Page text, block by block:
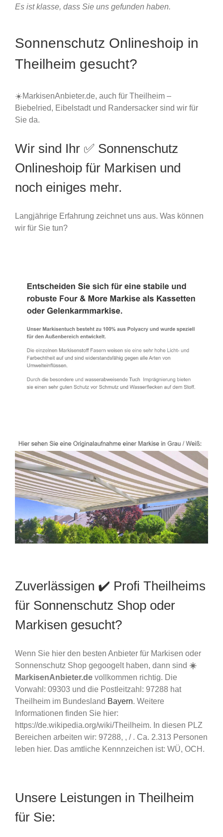
Es ist klasse, dass Sie uns gefunden haben.
Sonnenschutz Onlineshoip in
Theilheim gesucht?
☀️MarkisenAnbieter.de, auch für Theilheim –
Biebelried, Eibelstadt und Randersacker sind wir für
Sie da.
Wir sind Ihr ✅ Sonnenschutz
Onlineshoip für Markisen und
noch einiges mehr.
Langjährige Erfahrung zeichnet uns aus. Was können
wir für Sie tun?
Zuverlässigen ✔️ Profi Theilheims
für Sonnenschutz Shop oder
Markisen gesucht?
Wenn Sie hier den besten Anbieter für Markisen oder
Sonnenschutz Shop gegoogelt haben, dann sind ☀️
MarkisenAnbieter.de vollkommen richtig. Die
Vorwahl: 09303 und die Postleitzahl: 97288 hat
Theilheim im Bundesland Bayern. Weitere
Informationen finden Sie hier:
https://de.wikipedia.org/wiki/Theilheim. In diesen PLZ
Bereichen arbeiten wir: 97288, , / . Ca. 2.313 Personen
leben hier. Das amtliche Kennnzeichen ist: WÜ, OCH.
Unsere Leistungen in Theilheim
für Sie: